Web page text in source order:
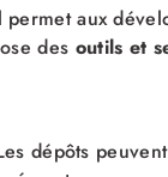
aux
des outils et
dépôts